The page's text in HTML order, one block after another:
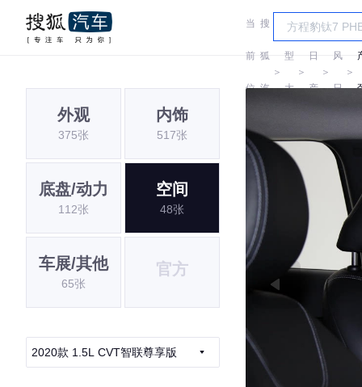
当
前
位
搜
狐
汽
＞
车
型
大
＞
日
产
＞
东
风
日
＞
外观
375张
内饰
517张
底盘/动力
112张
空间
48张
车展/其他
65张
官方
2020款 1.5L CVT智联尊享版